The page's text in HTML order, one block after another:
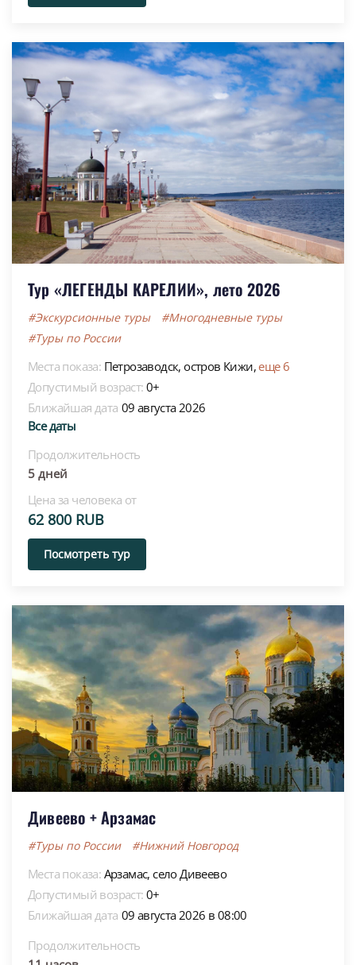
Тур «ЛЕГЕНДЫ КАРЕЛИИ», лето 2026
#Экскурсионные туры
#Многодневные туры
#Туры по России
Места показа: Петрозаводск,остров Кижи,еще 6
Допустимый возраст: 0+
Ближайшая дата 09 августа 2026
Все даты
Продолжительность
5 дней
Цена за человека от
62 800 RUB
Посмотреть тур
Дивеево + Арзамас
#Туры по России #Нижний Новгород
Места показа: Арзамас,село Дивеево
Допустимый возраст: 0+
Ближайшая дата 09 августа 2026 в 08:00
Продолжительность